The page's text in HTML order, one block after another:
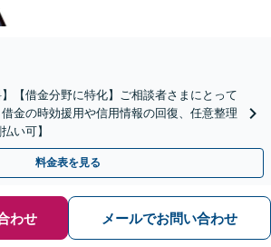
】【借金分野に特化】ご相談者さまにとって
金の時効援用や信用情報の回復、任意整理
い可】
料金表を見る
わせ メールでお問い合わせ